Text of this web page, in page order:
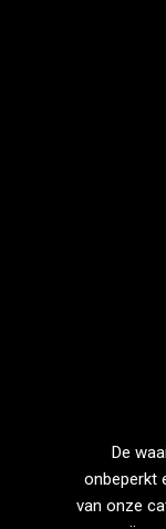
De
onbeperkt
van onze